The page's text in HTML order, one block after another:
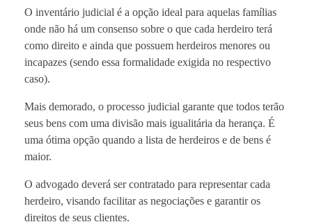
O inventário judicial é a opção ideal para aquelas famílias
onde não há um consenso sobre o que cada herdeiro terá
como direito e ainda que possuem herdeiros menores ou
incapazes (sendo essa formalidade exigida no respectivo
caso).
Mais demorado, o processo judicial garante que todos terão
seus bens com uma divisão mais igualitária da herança. É
uma ótima opção quando a lista de herdeiros e de bens é
maior.
O advogado deverá ser contratado para representar cada
herdeiro, visando facilitar as negociações e garantir os
direitos de seus clientes.